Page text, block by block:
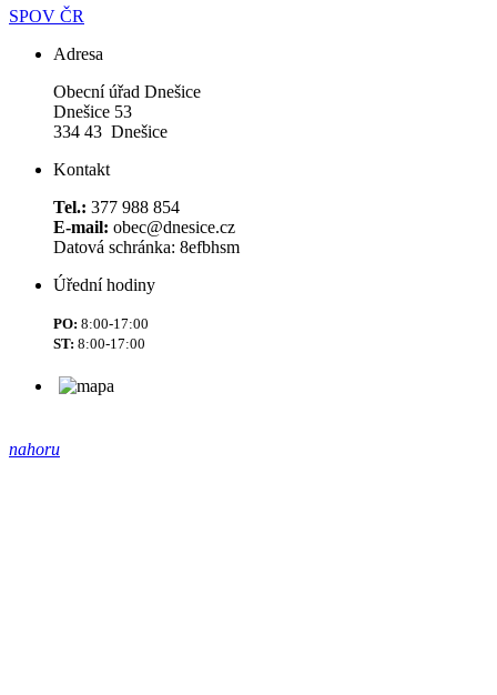
SPOV ČR
Adresa
Obecní úřad Dnešice
Dnešice 53
334 43 Dnešice
Kontakt
Tel.: 377 988 854
E-mail: obec@dnesice.cz
Datová schránka: 8efbhsm
Úřední hodiny
PO: 8:00-17:00
ST: 8:00-17:00
nahoru